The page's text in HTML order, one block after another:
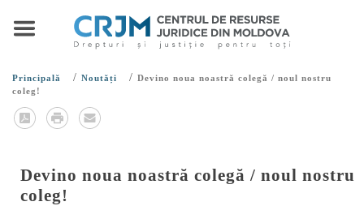
Principală / Noutăți / Devino noua noastră colegă / noul nostru
coleg!
Devino noua noastră colegă / noul nostru
coleg!